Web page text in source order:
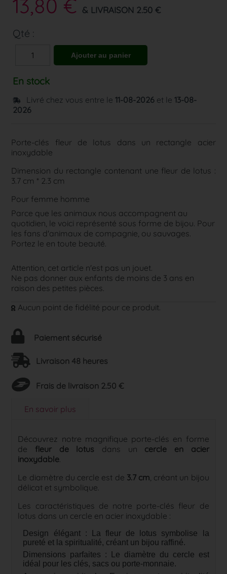
13,80 € & LIVRAISON 2.50 €
Qté :
En stock
Livré chez vous entre le11-08-2026 et le13-08-
2026
Porte-clés fleur de lotus dans un rectangle acier
inoxydable
Dimension du rectangle contenant une fleur de lotus :
3.7 cm * 2.3 cm
Pour femme homme
Parce que les animaux nous accompagnent au
quotidien, le voici représenté sous forme de bijou. Pour
les fans d'animaux de compagnie, ou sauvages.
Portez le en toute beauté.
Attention, cet article n'est pas un jouet.
Ne pas donner aux enfants de moins de 3 ans en
raison des petites pièces.
Aucun point de fidélité pour ce produit.
Paiement sécurisé
Livraison 48 heures
Frais de livraison 2.50 €
En savoir plus
Découvrez notre magnifique porte-clés en forme
de fleur de lotus dans un cercle en acier
inoxydable.
Le diamètre du cercle est de 3.7 cm, créant un bijou
délicat et symbolique.
Les caractéristiques de notre porte-clés fleur de
lotus dans un cercle en acier inoxydable :
Design élégant : La fleur de lotus symbolise la
pureté et la spiritualité, créant un bijou raffiné.
Dimensions parfaites : Le diamètre du cercle est
idéal pour les clés, sacs ou porte-monnaie.